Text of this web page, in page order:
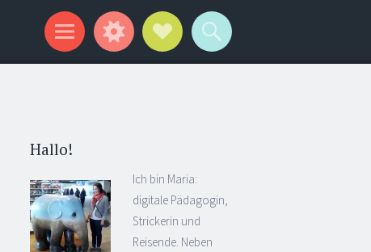
Hallo!
Ich bin Maria:
digitale Pädagogin,
Strickerin und
Reisende. Neben